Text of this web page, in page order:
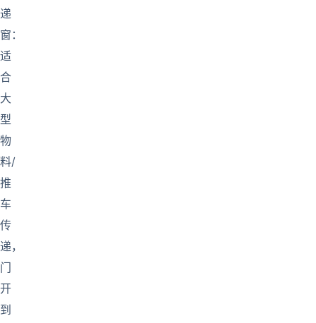
递
窗：
适
合
大
型
物
料/
推
车
传
递，
门
开
到